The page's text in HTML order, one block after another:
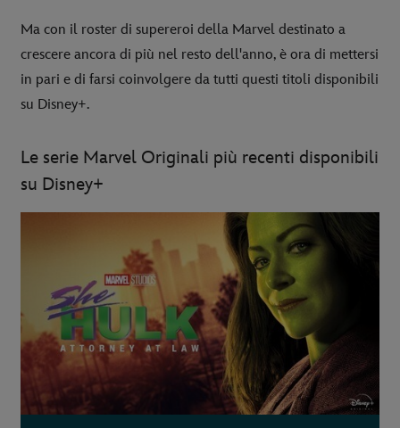
Ma con il roster di supereroi della Marvel destinato a
crescere ancora di più nel resto dell'anno, è ora di mettersi
in pari e di farsi coinvolgere da tutti questi titoli disponibili
su Disney+.
Le serie Marvel Originali più recenti disponibili
su Disney+